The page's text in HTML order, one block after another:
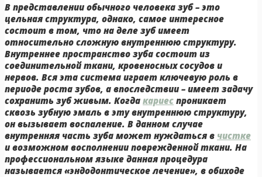
В представлении обычного человека зуб – это
цельная структура, однако, самое интересное
состоит в том, что на деле зуб имеет
относительно сложную внутреннюю структуру.
Внутреннее пространство зуба состоит из
соединительной ткани, кровеносных сосудов и
нервов. Вся эта система играет ключевую роль в
периоде роста зубов, а впоследствии – имеет задачу
сохранить зуб живым. Когда кариес проникает
сквозь зубную эмаль в эту внутреннюю структуру,
он вызывает воспаление. В данном случае
внутренняя часть зуба может нуждаться в чистке
и возможном восполнении поврежденной ткани. На
профессиональном языке данная процедура
называется «эндодонтическое лечение», в обиходе